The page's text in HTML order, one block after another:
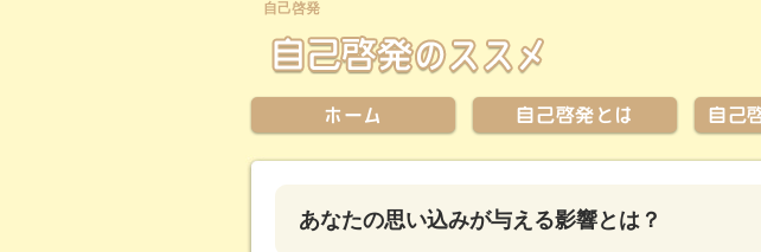
自己啓発
あなたの思い込みが与える影響とは？